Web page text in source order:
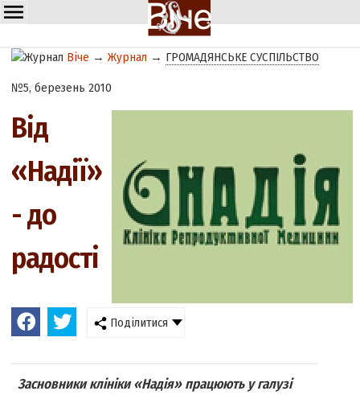
Віче →Журнал → ГРОМАДЯНСЬКЕ СУСПІЛЬСТВО
№5, березень 2010
Від
«Надії»
- до
радості
Поділитися
Засновники клініки «Надія» працюють у галузі